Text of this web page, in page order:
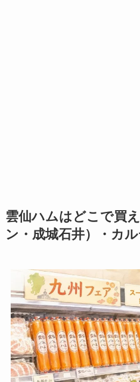
雲仙ハムはどこで買
ン・成城石井）・カ